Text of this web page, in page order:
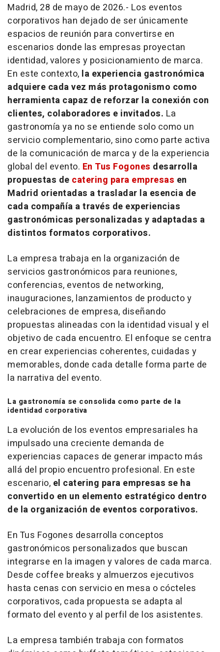
Madrid, 28 de mayo de 2026.- Los eventos
corporativos han dejado de ser únicamente
espacios de reunión para convertirse en
escenarios donde las empresas proyectan
identidad, valores y posicionamiento de marca.
En este contexto, la experiencia gastronómica
adquiere cada vez más protagonismo como
herramienta capaz de reforzar la conexión con
clientes, colaboradores e invitados. La
gastronomía ya no se entiende solo como un
servicio complementario, sino como parte activa
de la comunicación de marca y de la experiencia
global del evento. En Tus Fogones desarrolla
propuestas de catering para empresas en
Madrid orientadas a trasladar la esencia de
cada compañía a través de experiencias
gastronómicas personalizadas y adaptadas a
distintos formatos corporativos.
La empresa trabaja en la organización de
servicios gastronómicos para reuniones,
conferencias, eventos de networking,
inauguraciones, lanzamientos de producto y
celebraciones de empresa, diseñando
propuestas alineadas con la identidad visual y el
objetivo de cada encuentro. El enfoque se centra
en crear experiencias coherentes, cuidadas y
memorables, donde cada detalle forma parte de
la narrativa del evento.
La gastronomía se consolida como parte de la
identidad corporativa
La evolución de los eventos empresariales ha
impulsado una creciente demanda de
experiencias capaces de generar impacto más
allá del propio encuentro profesional. En este
escenario, el catering para empresas se ha
convertido en un elemento estratégico dentro
de la organización de eventos corporativos.
En Tus Fogones desarrolla conceptos
gastronómicos personalizados que buscan
integrarse en la imagen y valores de cada marca.
Desde coffee breaks y almuerzos ejecutivos
hasta cenas con servicio en mesa o cócteles
corporativos, cada propuesta se adapta al
formato del evento y al perfil de los asistentes.
La empresa también trabaja con formatos